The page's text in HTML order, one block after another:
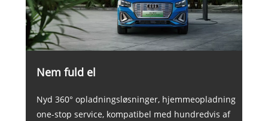
Nem fuld el
Nyd 360° opladningsløsninger, hjemmeopladning
one-stop service, kompatibel med hundredvis af